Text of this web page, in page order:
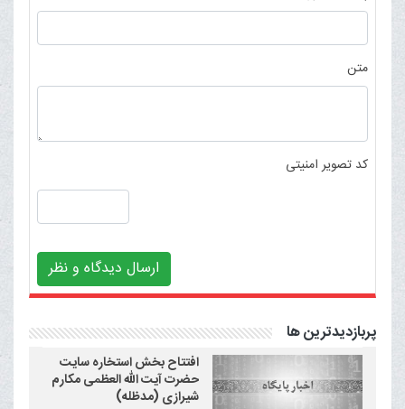
متن
کد تصویر امنیتی
ارسال دیدگاه و نظر
پربازدیدترین ها
افتتاح بخش استخاره سایت
حضرت آیت الله العظمی مکارم
شیرازی (مدظله)